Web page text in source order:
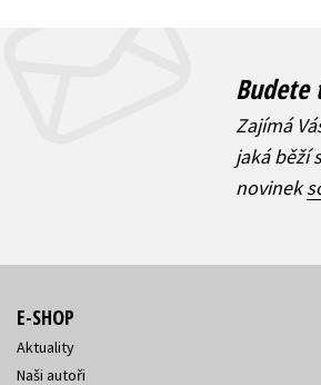
Zajímá
jaká běží
novinek
E-SHOP
Aktuality
Naši autoři